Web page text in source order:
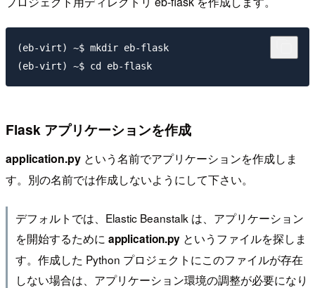
(eb-virt) ~$ mkdir eb-flask
Flask アプリケーションを作成
application.py という名前でアプリケーションを作成しま
す。別の名前では作成しないようにして下さい。
デフォルトでは、Elastic Beanstalk は、アプリケーション
を開始するために application.pyというファイルを探しま
す。作成した Python プロジェクトにこのファイルが存在
しない場合は、アプリケーション環境の調整が必要になり